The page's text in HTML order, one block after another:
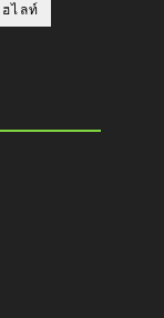
ฮไลท์